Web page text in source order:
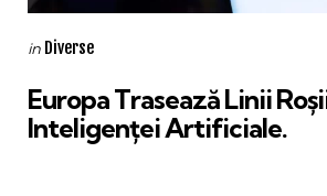
Categories
Posted
in Diverse
Europa Trasează Linii
Inteligenței Artificiale.